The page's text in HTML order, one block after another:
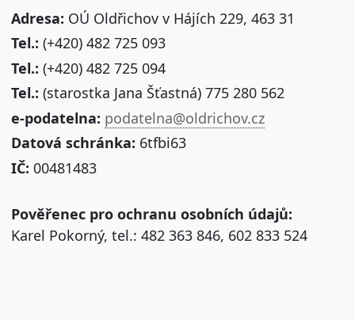
Adresa: OÚ Oldřichov v Hájích 229, 463 31
Tel.: (+420) 482 725 093
Tel.: (+420) 482 725 094
Tel.: (starostka Jana Šťastná) 775 280 562
e-podatelna: podatelna@oldrichov.cz
Datová schránka: 6tfbi63
IČ: 00481483
Pověřenec pro ochranu osobních údajů:
Karel Pokorný, tel.: 482 363 846, 602 833 524